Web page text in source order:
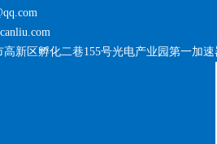
新区孵化二巷155号光电产业园第一加